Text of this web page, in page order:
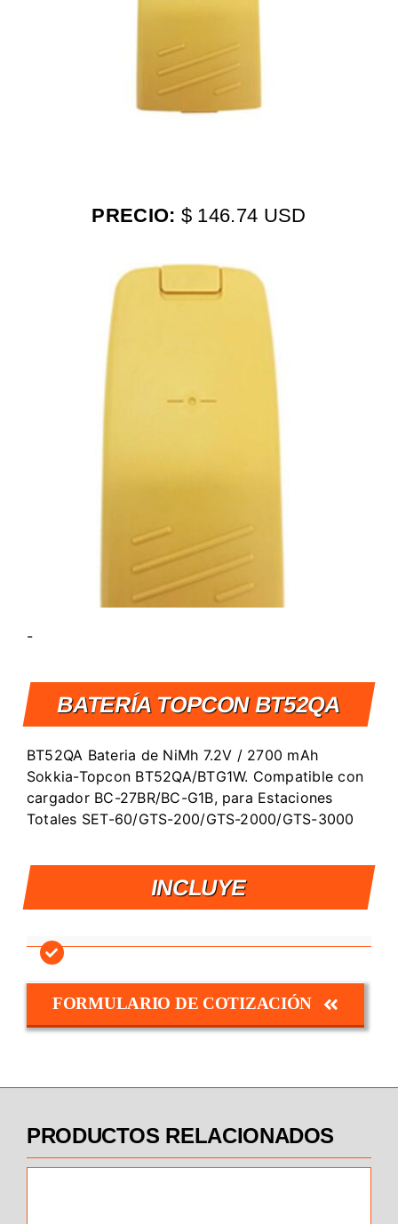
PRECIO: $ 146.74 USD
-
BATERÍA TOPCON BT52QA
INCLUYE
BT52QA Bateria de NiMh 7.2V / 2700 mAh
Sokkia-Topcon BT52QA/BTG1W. Compatible con
cargador BC-27BR/BC-G1B, para Estaciones
Totales SET-60/GTS-200/GTS-2000/GTS-3000
FORMULARIO DE COTIZACIÓN
PRODUCTOS RELACIONADOS